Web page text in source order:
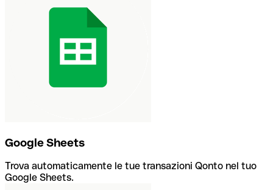
Google Sheets
Trova automaticamente le tue transazioni Qonto nel tuo
Google Sheets.